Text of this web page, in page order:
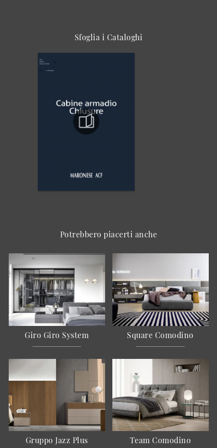
Sfoglia i Cataloghi
Potrebbero piacerti anche
Giro Giro System Square Comodino
Gruppo Jazz Plus Team Comodino